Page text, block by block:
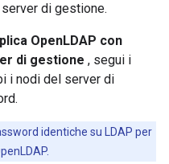
di gestione.
OpenLDAP con
di gestione , segui i
i nodi del server di
identiche su LDAP per